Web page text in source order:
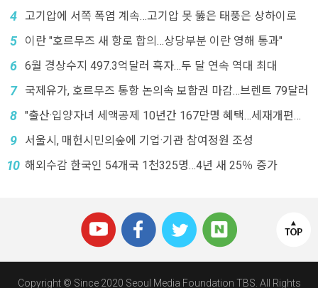
4 고기압에 서쪽 폭염 계속…고기압 못 뚫은 태풍은 상하이로
5 이란 "호르무즈 새 항로 합의…상당부분 이란 영해 통과"
6 6월 경상수지 497.3억달러 흑자…두 달 연속 역대 최대
7 국제유가, 호르무즈 통항 논의속 보합권 마감…브렌트 79달러
8
"출산·입양자녀 세액공제 10년간 167만명 혜택…세재개편에
9 서울시, 매헌시민의숲에 기업·기관 참여정원 조성
10 해외수감 한국인 54개국 1천325명…4년 새 25％ 증가
Copyright © Since 2020 Seoul Media Foundation TBS. All Rights